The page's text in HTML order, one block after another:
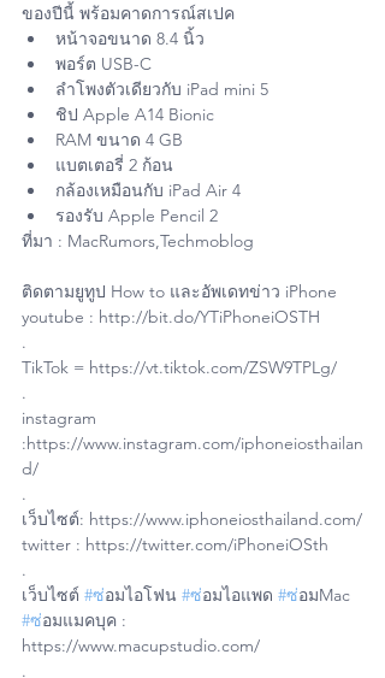
ของปีนี้ พร้อมคาดการณ์สเปค
หน้าจอขนาด 8.4 นิ้ว
พอร์ต USB-C
ลำโพงตัวเดียวกับ iPad mini 5
ชิป Apple A14 Bionic
RAM ขนาด 4 GB
แบตเตอรี่ 2 ก้อน
กล้องเหมือนกับ iPad Air 4
รองรับ Apple Pencil 2
ที่มา : MacRumors,Techmoblog
ติดตามยูทูป How to และอัพเดทข่าว iPhone
youtube : http://bit.do/YTiPhoneiOSTH
.
TikTok = https://vt.tiktok.com/ZSW9TPLg/
.
instagram
:https://www.instagram.com/iphoneiosthailan
d/
.
เว็บไซต์: https://www.iphoneiosthailand.com/
twitter : https://twitter.com/iPhoneiOSth
.
เว็บไซต์ #ซ่อมไอโฟน #ซ่อมไอแพด #ซ่อมMac
#ซ่อมแมคบุค :
https://www.macupstudio.com/
.